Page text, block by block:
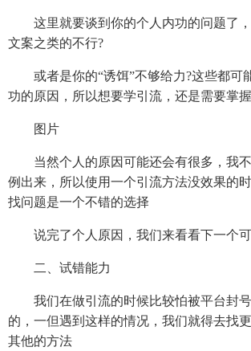
这里就要谈到你的个人内功的问题了，
文案之类的不行?
或者是你的“诱饵”不够给力?这些都可
功的原因，所以想要学引流，还是需要掌
图片
当然个人的原因可能还会有很多，我不
例出来，所以使用一个引流方法没效果的
找问题是一个不错的选择
说完了个人原因，我们来看看下一个可
二、试错能力
我们在做引流的时候比较怕被平台封号
的，一但遇到这样的情况，我们就得去找
其他的方法